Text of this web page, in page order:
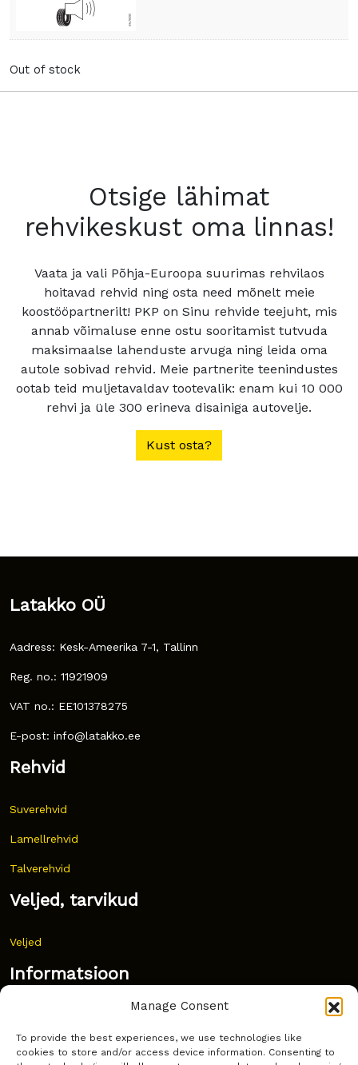
Manage Consent
To provide the best experiences, we use technologies like
cookies to store and/or access device information. Consenting to
Out of stock
Otsige lähimat
rehvikeskust oma linnas!
Vaata ja vali Põhja-Euroopa suurimas rehvilaos
hoitavad rehvid ning osta need mõnelt meie
koostööpartnerilt! PKP on Sinu rehvide teejuht, mis
annab võimaluse enne ostu sooritamist tutvuda
maksimaalse lahenduste arvuga ning leida oma
autole sobivad rehvid. Meie partnerite teenindustes
ootab teid muljetavaldav tootevalik: enam kui 10 000
rehvi ja üle 300 erineva disainiga autovelje.
Kust osta?
Latakko OÜ
Aadress: Kesk-Ameerika 7-1, Tallinn
Reg. no.: 11921909
VAT no.: EE101378275
E-post: info@latakko.ee
Rehvid
Suverehvid
Lamellrehvid
Talverehvid
Veljed, tarvikud
Veljed
Informatsioon
Korduma kippuvad küsimused